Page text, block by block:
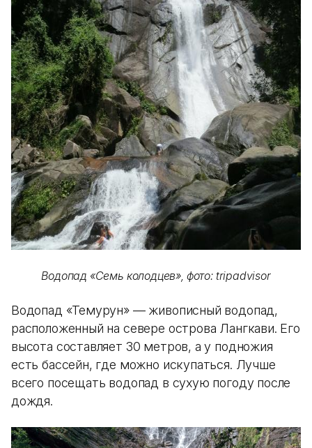
Водопад «Семь колодцев», фото: tripadvisor
Водопад «Темурун» — живописный водопад,
расположенный на севере острова Лангкави. Его
высота составляет 30 метров, а у подножия
есть бассейн, где можно искупаться. Лучше
всего посещать водопад в сухую погоду после
дождя.